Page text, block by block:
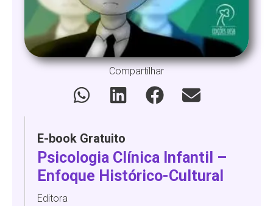
Compartilhar
E-book Gratuito
Psicologia Clínica Infantil –
Enfoque Histórico-Cultural
Editora